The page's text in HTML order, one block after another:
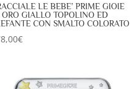
LE BEBE’ PRIME GIOIE
ORO GIALLO TOPOLINO ED
CON SMALTO COLORATO
€